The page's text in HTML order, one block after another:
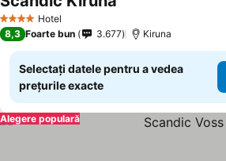
4 Stele Hotel
8,3 Foarte bun 3.677 Kiruna
Selectați datele pentru a vedea
prețurile exacte
Alegere populară